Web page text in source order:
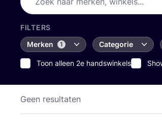
FILTERS
Merken
1 Categorie
Toon alleen 2e handswinkels
Geen resultaten